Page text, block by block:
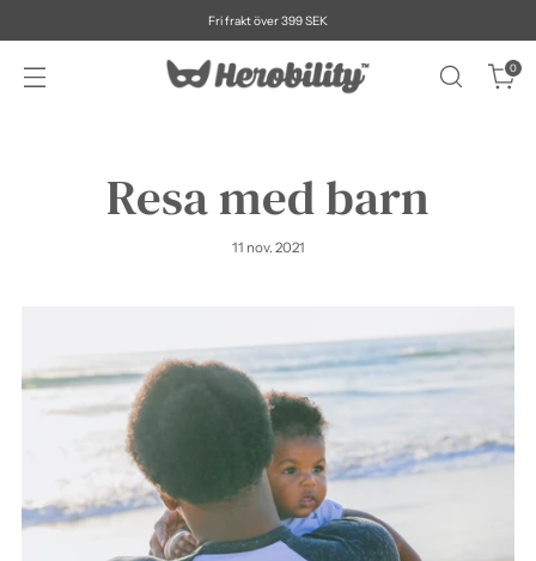
Fri frakt över 399 SEK
0
Resa med barn
11 nov. 2021